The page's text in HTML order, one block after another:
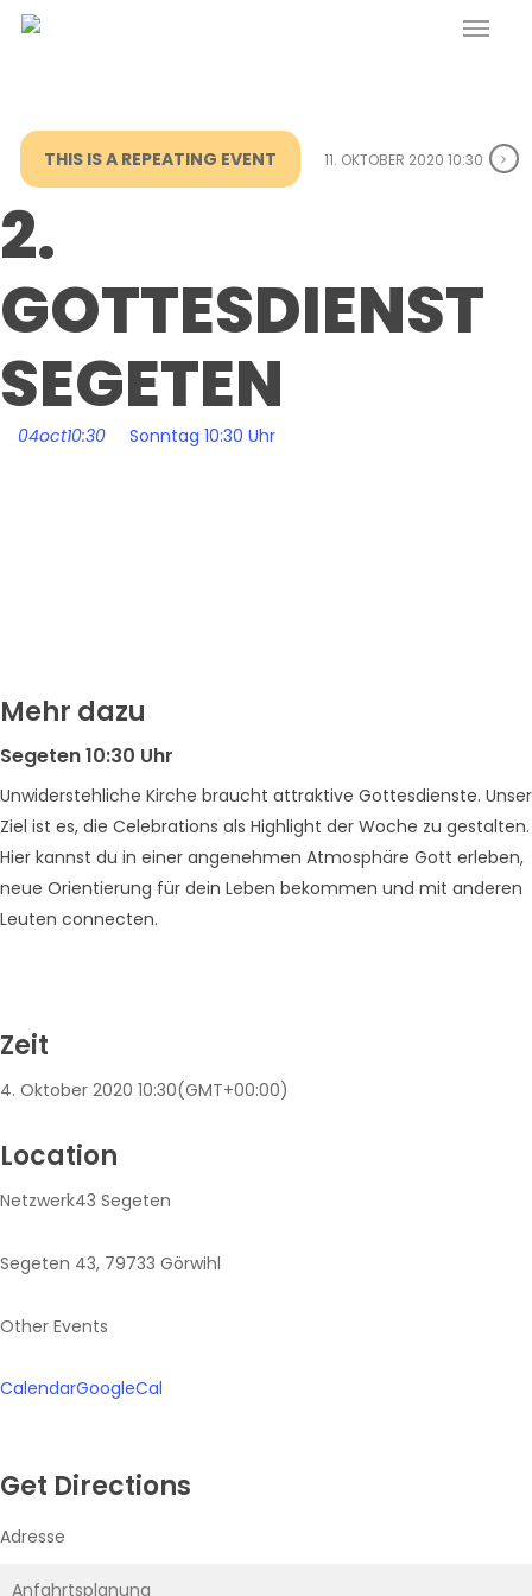
Skip
Menu
THIS IS A REPEATING EVENT 11. OKTOBER 2020 10:30
2.
GOTTESDIENST
SEGETEN
04oct10:30 Sonntag 10:30 Uhr
Mehr dazu
Segeten 10:30 Uhr
Unwiderstehliche Kirche braucht attraktive Gottesdienste. Unser
Ziel ist es, die Celebrations als Highlight der Woche zu gestalten.
Hier kannst du in einer angenehmen Atmosphäre Gott erleben,
neue Orientierung für dein Leben bekommen und mit anderen
Leuten connecten.
Zeit
4. Oktober 2020 10:30(GMT+00:00)
Location
Netzwerk43 Segeten
Segeten 43, 79733 Görwihl
Other Events
CalendarGoogleCal
Get Directions
Adresse